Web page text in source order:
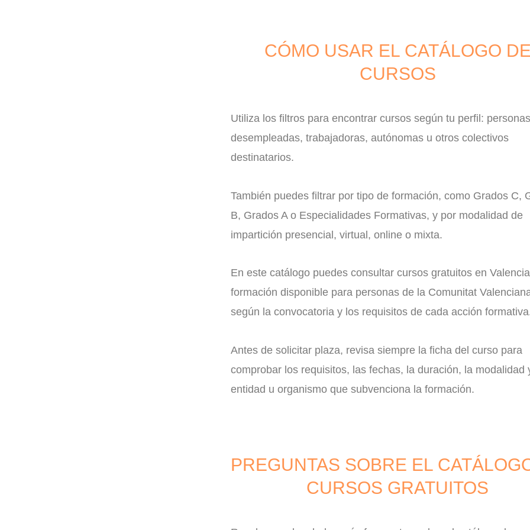
CÓMO USAR EL CATÁLOGO DE
CURSOS
Utiliza los filtros para encontrar cursos según tu perfil: personas
desempleadas, trabajadoras, autónomas u otros colectivos
destinatarios.
También puedes filtrar por tipo de formación, como Grados C,
B, Grados A o Especialidades Formativas, y por modalidad de
impartición presencial, virtual, online o mixta.
En este catálogo puedes consultar cursos gratuitos en
formación disponible para personas de la Comunitat
según la convocatoria y los requisitos de cada acción
Antes de solicitar plaza, revisa siempre la ficha del curso para
comprobar los requisitos, las fechas, la duración, la modalidad
entidad u organismo que subvenciona la formación.
PREGUNTAS SOBRE EL
CURSOS GRATUITOS